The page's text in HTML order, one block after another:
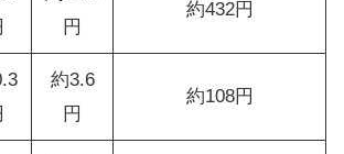
円
約432円
約3.6
円
約108円